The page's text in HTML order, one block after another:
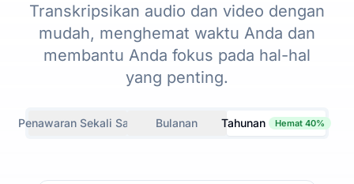
Transkripsikan audio dan video dengan
mudah, menghemat waktu Anda dan
membantu Anda fokus pada hal-hal
yang penting.
Penawaran Sekali Saja Bulanan Tahunan Hemat 40%